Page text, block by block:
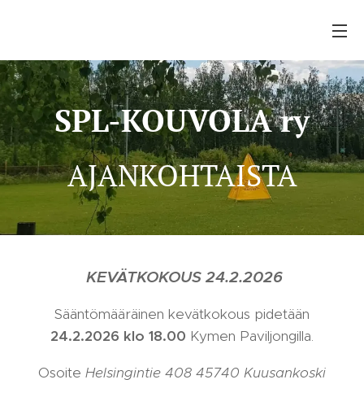
SPL-KOUVOLA ry
AJANKOHTAISTA
KEVÄTKOKOUS 24.2.2026
Sääntömääräinen kevätkokous pidetään
24.2.2026 klo 18.00 Kymen Paviljongilla.
Osoite Helsingintie 408 45740 Kuusankoski